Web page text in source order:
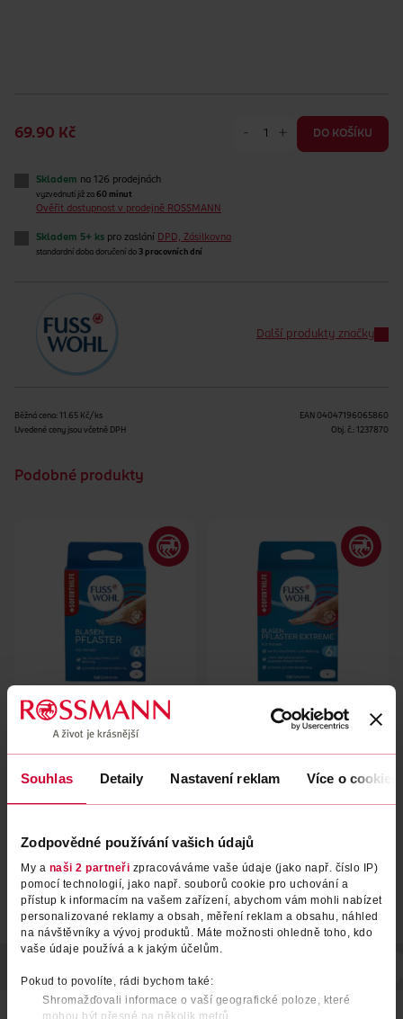
Souhlas Detaily Nastavení reklam Více o cookies
Zodpovědné používání vašich údajů
My a naši 2 partneři zpracováváme vaše údaje (jako např. číslo IP)
pomocí technologií, jako např. souborů cookie pro uchování a
přístup k informacím na vašem zařízení, abychom vám mohli nabízet
personalizované reklamy a obsah, měření reklam a obsahu, náhled
na návštěvníky a vývoj produktů. Máte možnosti ohledně toho, kdo
vaše údaje používá a k jakým účelům.
Pokud to povolíte, rádi bychom také:
Shromažďovali informace o vaší geografické poloze, které
mohou být přesné na několik metrů
69.90 Kč - + DO KOŠÍKU
Skladem na 126 prodejnách
vyzvednutí již za 60 minut
Ověřit dostupnost v prodejně ROSSMANN
Skladem 5+ ks pro zaslání DPD, Zásilkovna
standardní doba doručení do 3 pracovních dní
Další produkty značky
Běžná cena: 11.65 Kč/ks
Uvedené ceny jsou včetně DPH
EAN 04047196065860
Obj. č.: 1237870
Podobné produkty
Náplasti na puchýře Náplasti na puchýře Extreme
Náplasti na puchýře FUSSWOHL nabízejí optimální pohodlí